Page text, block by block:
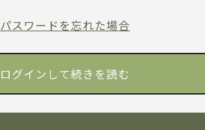
パスワードを忘れた場合